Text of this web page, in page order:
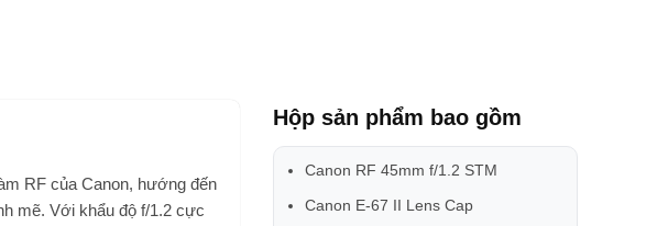
RF của Canon, hướng đến
mẽ. Với khẩu độ f/1.2 cực
Hộp sản phẩm bao gồm
Canon RF 45mm f/1.2 STM
Canon E-67 II Lens Cap